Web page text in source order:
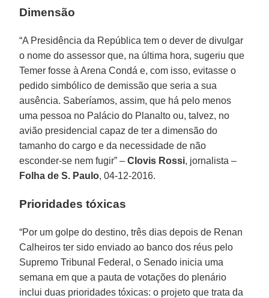
Dimensão
“A Presidência da República tem o dever de divulgar
o nome do assessor que, na última hora, sugeriu que
Temer fosse à Arena Condá e, com isso, evitasse o
pedido simbólico de demissão que seria a sua
ausência. Saberíamos, assim, que há pelo menos
uma pessoa no Palácio do Planalto ou, talvez, no
avião presidencial capaz de ter a dimensão do
tamanho do cargo e da necessidade de não
esconder-se nem fugir” –Clovis Rossi, jornalista –
Folha de S. Paulo, 04-12-2016.
Prioridades tóxicas
“Por um golpe do destino, três dias depois de Renan
Calheiros ter sido enviado ao banco dos réus pelo
Supremo Tribunal Federal, o Senado inicia uma
semana em que a pauta de votações do plenário
inclui duas prioridades tóxicas: o projeto que trata da